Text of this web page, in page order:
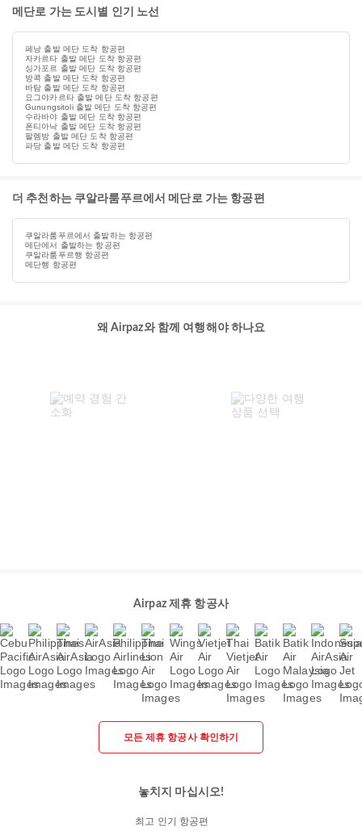
메단로 가는 도시별 인기 노선
페낭 출발 메단 도착 항공편
자카르타 출발 메단 도착 항공편
싱가포르 출발 메단 도착 항공편
방콕 출발 메단 도착 항공편
바탐 출발 메단 도착 항공편
요그야카르타 출발 메단 도착 항공편
Gunungsitoli 출발 메단 도착 항공편
수라바야 출발 메단 도착 항공편
폰티아낙 출발 메단 도착 항공편
팔렘방 출발 메단 도착 항공편
파당 출발 메단 도착 항공편
더 추천하는 쿠알라룸푸르에서 메단로 가는 항공편
쿠알라룸푸르에서 출발하는 항공편
메단에서 출발하는 항공편
쿠알라룸푸르행 항공편
메단행 항공편
왜 Airpaz와 함께 여행해야 하나요
Airpaz 제휴 항공사
모든 제휴 항공사 확인하기
놓치지 마십시오!
최고 인기 항공편